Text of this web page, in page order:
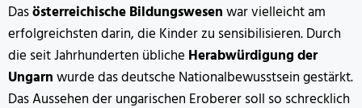
Dasösterreichische Bildungswesenwar vielleicht am
erfolgreichsten darin, die Kinder zu sensibilisieren. Durch
die seit Jahrhunderten übliche Herabwürdigung der
Ungarnwurde das deutsche Nationalbewusstsein gestärkt.
Das Aussehen der ungarischen Eroberer soll so schrecklich